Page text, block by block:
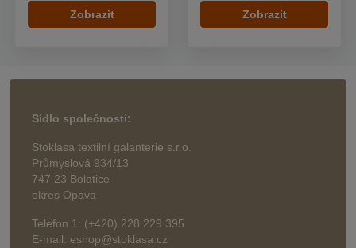
Zobrazit Zobrazit
Sídlo společnosti:
Stoklasa textilní galanterie s.r.o.
Průmyslová 934/13
747 23 Bolatice
okres Opava
Telefon 1: (+420) 228 229 395
E-mail: eshop@stoklasa.cz